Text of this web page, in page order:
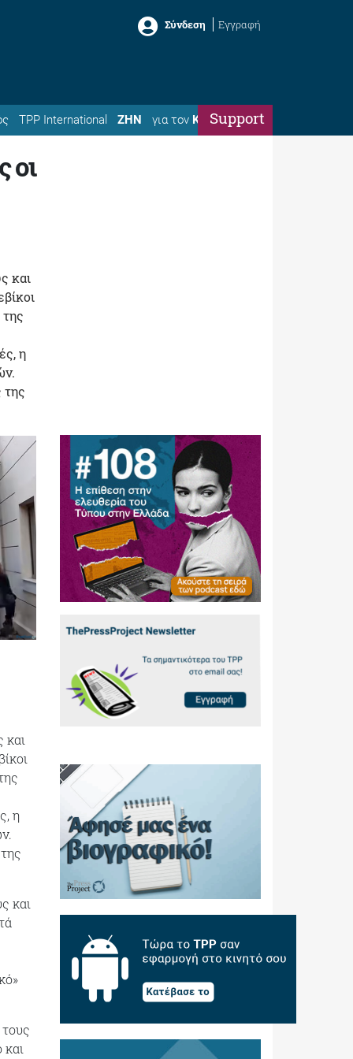
Σύνδεση Εγγραφή
TPP International ΖΗΝ για τον ΚώσταSupport
οι
και
η
της
και
η
και